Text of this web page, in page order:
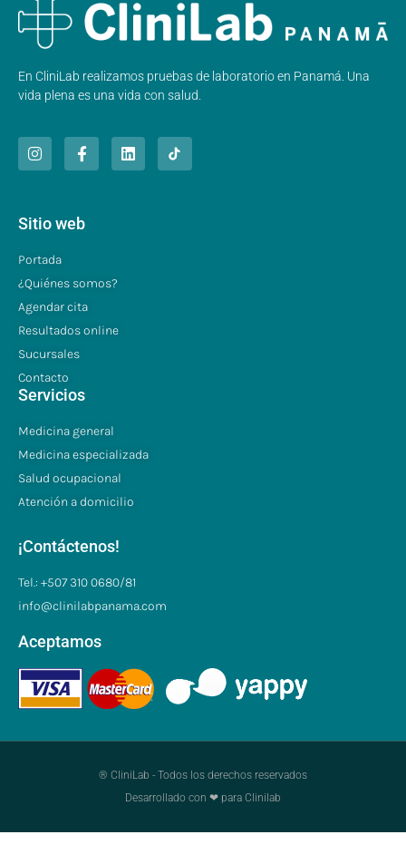
En CliniLab realizamos pruebas de laboratorio en Panamá. Una
vida plena es una vida con salud.
Sitio web
Portada
¿Quiénes somos?
Agendar cita
Resultados online
Sucursales
Contacto
Servicios
Medicina general
Medicina especializada
Salud ocupacional
Atención a domicilio
¡Contáctenos!
Tel.: +507 310 0680/81
info@clinilabpanama.com
Aceptamos
® CliniLab - Todos los derechos reservados
Desarrollado con ❤ para Clinilab